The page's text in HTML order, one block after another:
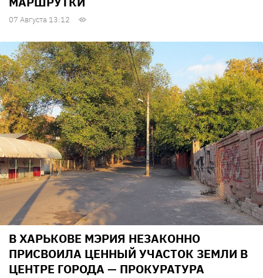
07 Августа 13:12
В ХАРЬКОВЕ МЭРИЯ НЕЗАКОННО
ПРИСВОИЛА ЦЕННЫЙ УЧАСТОК ЗЕМЛИ В
ЦЕНТРЕ ГОРОДА — ПРОКУРАТУРА